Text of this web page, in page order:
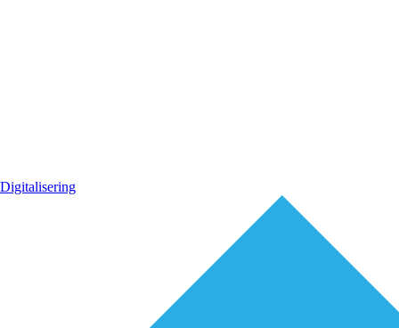
Digitalisering